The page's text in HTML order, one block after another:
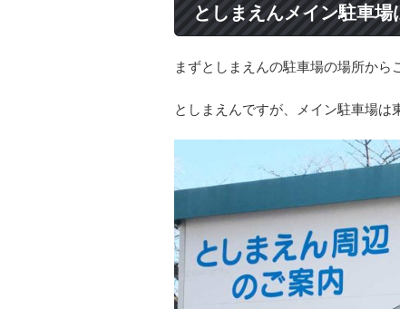
としまえんメイン駐車
まずとしまえんの駐車場の場所から
としまえんですが、メイン駐車場は